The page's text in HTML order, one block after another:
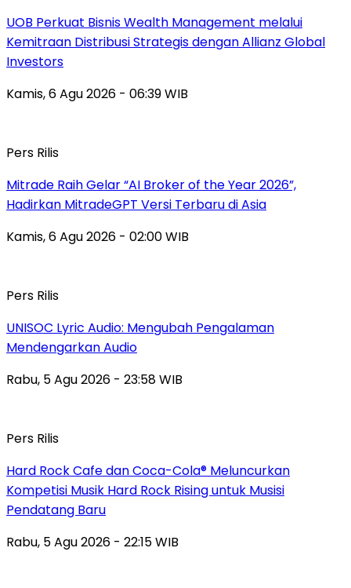
UOB Perkuat Bisnis Wealth Management melalui
Kemitraan Distribusi Strategis dengan Allianz Global
Investors
Kamis, 6 Agu 2026 - 06:39 WIB
Pers Rilis
Mitrade Raih Gelar “AI Broker of the Year 2026”,
Hadirkan MitradeGPT Versi Terbaru di Asia
Kamis, 6 Agu 2026 - 02:00 WIB
Pers Rilis
UNISOC Lyric Audio: Mengubah Pengalaman
Mendengarkan Audio
Rabu, 5 Agu 2026 - 23:58 WIB
Pers Rilis
Hard Rock Cafe dan Coca-Cola® Meluncurkan
Kompetisi Musik Hard Rock Rising untuk Musisi
Pendatang Baru
Rabu, 5 Agu 2026 - 22:15 WIB